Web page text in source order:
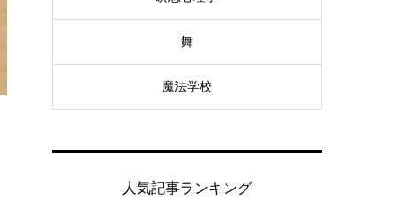
舞
魔法学校
人気記事ランキング